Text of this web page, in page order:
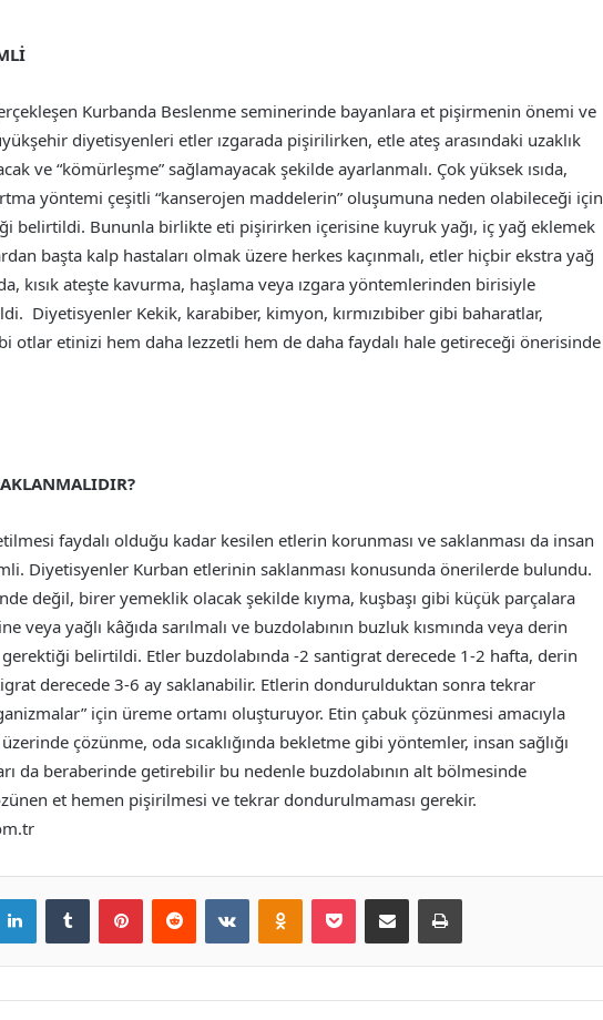
Kurbanda Beslenme seminerinde bayanlara et pişirmenin önemi ve
diyetisyenleri etler ızgarada pişirilirken, etle ateş arasındaki uzaklık
ve “kömürleşme” sağlamayacak şekilde ayarlanmalı. Çok yüksek ısıda,
yöntemi çeşitli “kanserojen maddelerin” oluşumuna neden olabileceği için
belirtildi. Bununla birlikte eti pişirirken içerisine kuyruk yağı, iç yağ eklemek
başta kalp hastaları olmak üzere herkes kaçınmalı, etler hiçbir ekstra yağ
kısık ateşte kavurma, haşlama veya ızgara yöntemlerinden birisiyle
Diyetisyenler Kekik, karabiber, kimyon, kırmızıbiber gibi baharatlar,
otlar etinizi hem daha lezzetli hem de daha faydalı hale getireceği önerisinde
faydalı olduğu kadar kesilen etlerin korunması ve saklanması da insan
Diyetisyenler Kurban etlerinin saklanması konusunda önerilerde bulundu.
değil, birer yemeklik olacak şekilde kıyma, kuşbaşı gibi küçük parçalara
veya yağlı kâğıda sarılmalı ve buzdolabının buzluk kısmında veya derin
belirtildi. Etler buzdolabında -2 santigrat derecede 1-2 hafta, derin
derecede 3-6 ay saklanabilir. Etlerin dondurulduktan sonra tekrar
için üreme ortamı oluşturuyor. Etin çabuk çözünmesi amacıyla
çözünme, oda sıcaklığında bekletme gibi yöntemler, insan sağlığı
da beraberinde getirebilir bu nedenle buzdolabının alt bölmesinde
et hemen pişirilmesi ve tekrar dondurulmaması gerekir.
LinkedInTumblr PinterestReddit VKontakteOdnoklassniki
Pocket E-Posta ile paylaş Yazdır